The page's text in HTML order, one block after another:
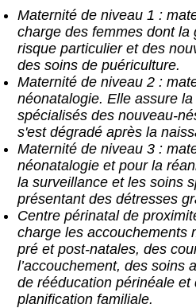
Maternité de niveau 1 :
charge des femmes dont
risque particulier et des
des soins de puériculture.
Maternité de niveau 2 :
néonatalogie. Elle assure
spécialisés des nouveau-
s'est dégradé après la
Maternité de niveau 3 :
néonatalogie et pour la
la surveillance et les soins
présentant des détresses
Centre périnatal de
charge les accouchements
pré et post-natales, des
l’accouchement, des soins
de rééducation périnéale
planification familiale.